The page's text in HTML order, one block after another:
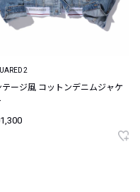
テージ風 コットンデニムジャケ